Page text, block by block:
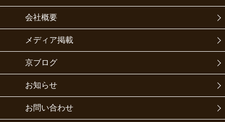
会社概要
メディア掲載
京ブログ
お知らせ
お問い合わせ